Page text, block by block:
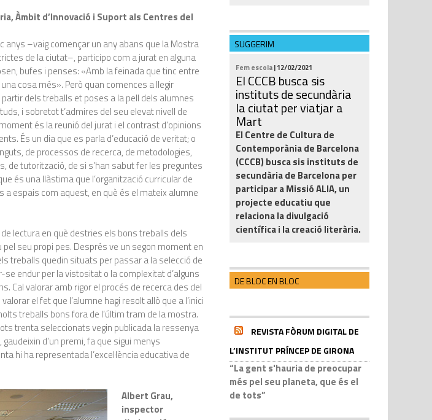
Àmbit d’Innovació i Suport als Centres del
anys –vaig començar un any abans que la Mostra
de la ciutat–, participo com a jurat en alguna
bufes i penses: «Amb la feinada que tinc entre
cosa més». Però quan comences a llegir
dels treballs et poses a la pell dels alumnes
i sobretot t’admires del seu elevat nivell de
és la reunió del jurat i el contrast d’opinions
És un dia que es parla d’educació de veritat; o
de processos de recerca, de metodologies,
de tutorització, de si s’han sabut fer les preguntes
és una llàstima que l’organització curricular de
espais com aquest, en què és el mateix alumne
lectura en què destries els bons treballs dels
seu propi pes. Després ve un segon moment en
treballs quedin situats per passar a la selecció de
endur per la vistositat o la complexitat d’alguns
Cal valorar amb rigor el procés de recerca des del
el fet que l’alumne hagi resolt allò que a l’inici
treballs bons fora de l’últim tram de la mostra.
trenta seleccionats vegin publicada la ressenya
d’un premi, fa que sigui menys
hi ha representada l’excel·lència educativa de
Albert Grau,
inspector
SUGGERIM
Fem escola| 12/02/2021
El CCCB busca sis
instituts de secundària
la ciutat per viatjar a
Mart
El Centre de Cultura de
Contemporània de Barcelona
(CCCB) busca sis instituts de
secundària de Barcelona per
participar a Missió ALIA, un
projecte educatiu que
relaciona la divulgació
científica i la creació literària.
DE BLOC EN BLOC
REVISTA FÒRUM DIGITAL DE
L’INSTITUT PRÍNCEP DE GIRONA
“La gent s'hauria de preocupar
més pel seu planeta, que és el
de tots”